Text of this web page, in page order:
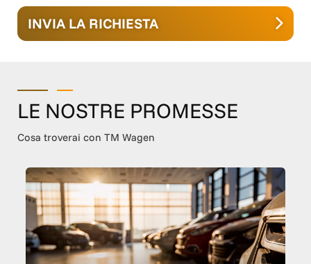
INVIA LA RICHIESTA
LE NOSTRE PROMESSE
Cosa troverai con TM Wagen